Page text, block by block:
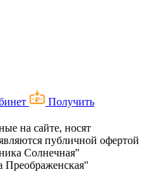
Получить
на сайте, носят
публичной офертой
Солнечная"